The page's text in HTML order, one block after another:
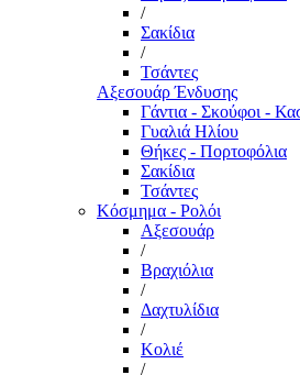
/
Σακίδια
/
Τσάντες
Αξεσουάρ Ένδυσης
Γάντια - Σκούφοι -
Γυαλιά Ηλίου
Θήκες - Πορτοφόλια
Σακίδια
Τσάντες
Κόσμημα - Ρολόι
Αξεσουάρ
/
Βραχιόλια
/
Δαχτυλίδια
/
Κολιέ
/